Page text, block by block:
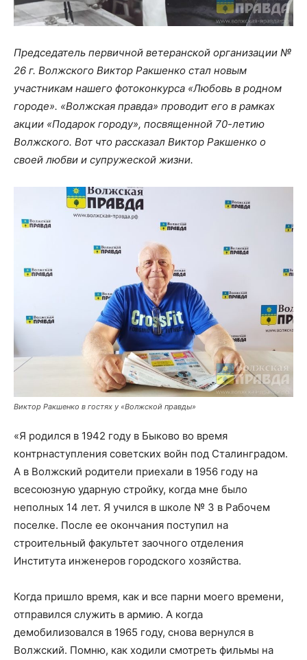
Председатель первичной ветеранской организации №
26 г. Волжского Виктор Ракшенко стал новым
участникам нашего фотоконкурса «Любовь в родном
городе». «Волжская правда» проводит его в рамках
акции «Подарок городу», посвященной 70-летию
Волжского. Вот что рассказал Виктор Ракшенко о
своей любви и супружеской жизни.
Виктор Ракшенко в гостях у «Волжской правды»
«Я родился в 1942 году в Быково во время
контрнаступления советских войн под Сталинградом.
А в Волжский родители приехали в 1956 году на
всесоюзную ударную стройку, когда мне было
неполных 14 лет. Я учился в школе № 3 в Рабочем
поселке. После ее окончания поступил на
строительный факультет заочного отделения
Института инженеров городского хозяйства.
Когда пришло время, как и все парни моего времени,
отправился служить в армию. А когда
демобилизовался в 1965 году, снова вернулся в
Волжский. Помню, как ходили смотреть фильмы на